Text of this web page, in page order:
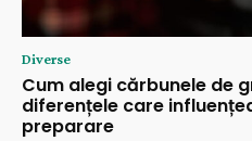
Diverse
Cum alegi cărbunele de
diferențele care
preparare